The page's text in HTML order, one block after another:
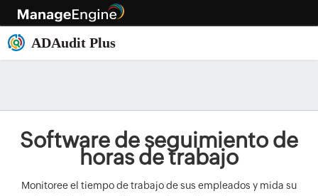
Software de seguimiento de
horas de trabajo
Monitoree el tiempo de trabajo de sus empleados y mida su